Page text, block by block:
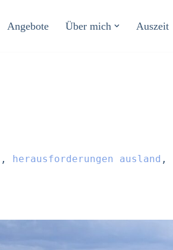
Angebote Über mich Auszeit
, herausforderungen ausland ,